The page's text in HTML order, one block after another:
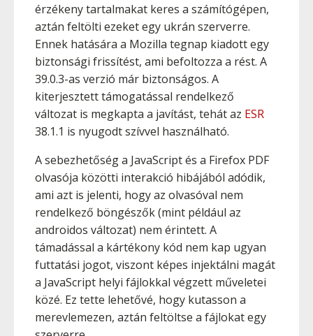
érzékeny tartalmakat keres a számítógépen,
aztán feltölti ezeket egy ukrán szerverre.
Ennek hatására a Mozilla tegnap kiadott egy
biztonsági frissítést, ami befoltozza a rést. A
39.0.3-as verzió már biztonságos. A
kiterjesztett támogatással rendelkező
változat is megkapta a javítást, tehát az ESR
38.1.1 is nyugodt szívvel használható.
A sebezhetőség a JavaScript és a Firefox PDF
olvasója közötti interakció hibájából adódik,
ami azt is jelenti, hogy az olvasóval nem
rendelkező böngészők (mint például az
androidos változat) nem érintett. A
támadással a kártékony kód nem kap ugyan
futtatási jogot, viszont képes injektálni magát
a JavaScript helyi fájlokkal végzett műveletei
közé. Ez tette lehetővé, hogy kutasson a
merevlemezen, aztán feltöltse a fájlokat egy